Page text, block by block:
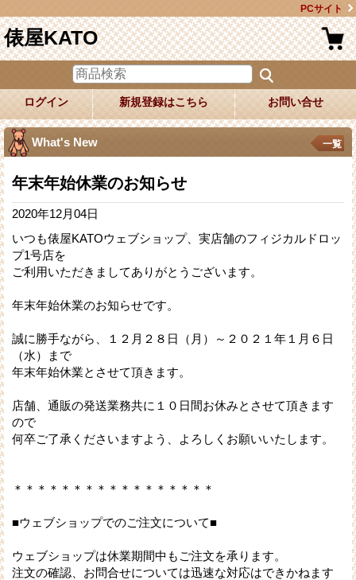
PCサイト
俵屋KATO
ログイン 新規登録はこちら お問い合せ
What's New 一覧
年末年始休業のお知らせ
2020年12月04日
いつも俵屋KATOウェブショップ、実店舗のフィジカルドロッ
プ1号店を
ご利用いただきましてありがとうございます。
年末年始休業のお知らせです。
誠に勝手ながら、１２月２８日（月）～２０２１年１月６日
（水）まで
年末年始休業とさせて頂きます。
店舗、通販の発送業務共に１０日間お休みとさせて頂きます
ので
何卒ご了承くださいますよう、よろしくお願いいたします。
＊＊＊＊＊＊＊＊＊＊＊＊＊＊＊＊＊
■ウェブショップでのご注文について■
ウェブショップは休業期間中もご注文を承ります。
注文の確認、お問合せについては迅速な対応はできかねます